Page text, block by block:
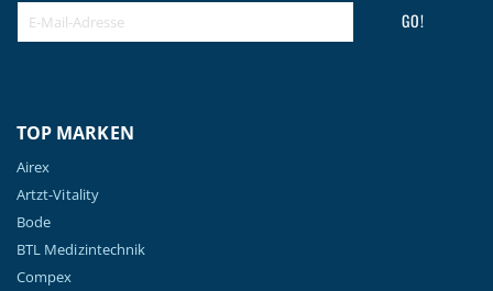
GO!
TOP MARKEN
Airex
Artzt-Vitality
Bode
BTL Medizintechnik
Compex